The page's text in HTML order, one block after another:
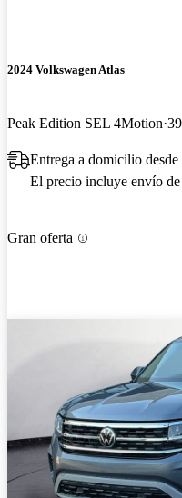
2024 Volkswagen Atlas
Peak Edition SEL 4Motion
Entrega a domicilio
El precio incluye envío de
Gran oferta